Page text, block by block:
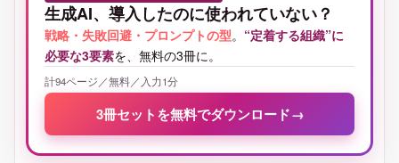
生成AI、導入したのに使われていない？
戦略・失敗回避・プロンプトの型。 “定着する組織”に
必要な3要素を、無料の3冊に。
計94ページ／無料／入力1分
3冊セットを無料でダウンロード→